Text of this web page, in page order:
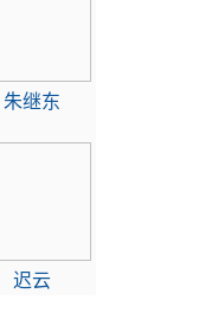
朱继东
迟云